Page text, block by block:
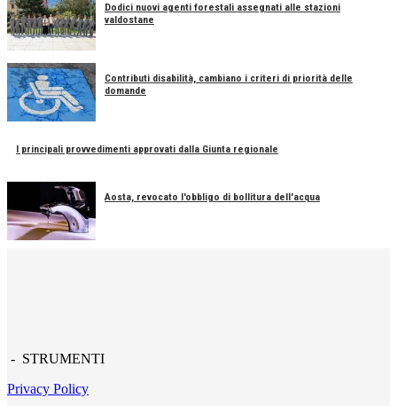
Dodici nuovi agenti forestali assegnati alle stazioni
valdostane
Contributi disabilità, cambiano i criteri di priorità delle
domande
I principali provvedimenti approvati dalla Giunta regionale
Aosta, revocato l'obbligo di bollitura dell'acqua
- STRUMENTI
Privacy Policy